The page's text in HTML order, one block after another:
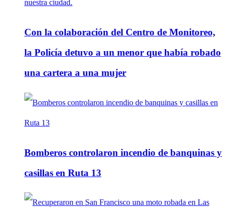
Con la colaboración del Centro de Monitoreo,
la Policía detuvo a un menor que había robado
una cartera a una mujer
Bomberos controlaron incendio de banquinas y
casillas en Ruta 13